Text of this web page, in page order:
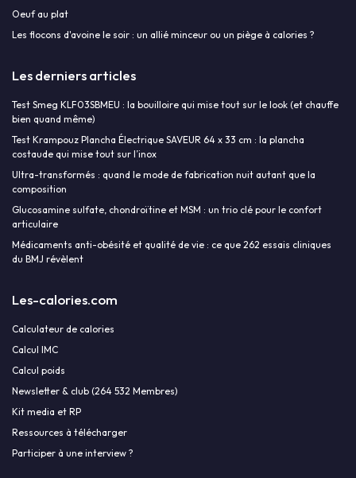
Oeuf au plat
Les flocons d'avoine le soir : un allié minceur ou un piège à calories ?
Les derniers articles
Test Smeg KLF03SBMEU : la bouilloire qui mise tout sur le look (et chauffe
bien quand même)
Test Krampouz Plancha Électrique SAVEUR 64 x 33 cm : la plancha
costaude qui mise tout sur l’inox
Ultra-transformés : quand le mode de fabrication nuit autant que la
composition
Glucosamine sulfate, chondroïtine et MSM : un trio clé pour le confort
articulaire
Médicaments anti-obésité et qualité de vie : ce que 262 essais cliniques
du BMJ révèlent
Les-calories.com
Calculateur de calories
Calcul IMC
Calcul poids
Newsletter & club (264 532 Membres)
Kit media et RP
Ressources à télécharger
Participer à une interview ?